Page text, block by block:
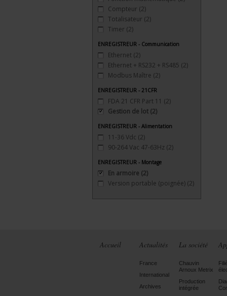
Compteur (2)
Totalisateur (2)
Timer (2)
ENREGISTREUR - Communication
Ethernet (2)
Ethernet + RS232 + RS485 (2)
Modbus Maître (2)
ENREGISTREUR - 21CFR
FDA 21 CFR Part 11 (2)
Gestion de lot (2)
ENREGISTREUR - Alimentation
11-36 Vdc (2)
90-264 Vac 47-63Hz (2)
ENREGISTREUR - Montage
En armoire (2)
Version portable (poignée) (2)
Accueil Actualités
France
International
Archives
La société
Chauvin
Arnoux Metrix
Production
intégrée